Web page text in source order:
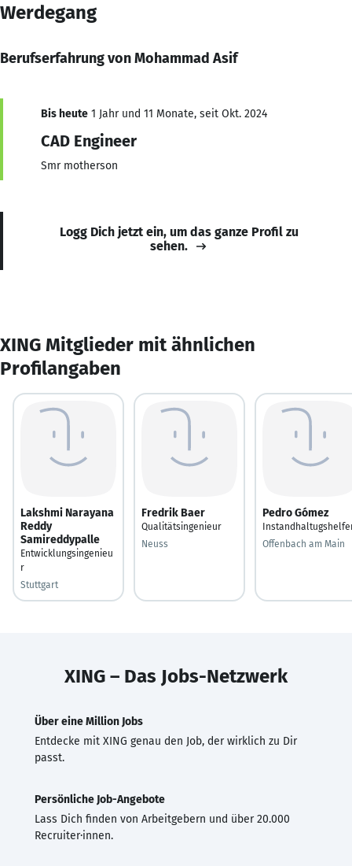
Werdegang
Berufserfahrung von Mohammad Asif
Bis heute 1 Jahr und 11 Monate, seit Okt. 2024
CAD Engineer
Smr motherson
Logg Dich jetzt ein, um das ganze Profil zu
sehen.
XING Mitglieder mit ähnlichen
Profilangaben
Lakshmi Narayana
Reddy
Samireddypalle
Entwicklungsingenieu
r
Stuttgart
Fredrik Baer
Qualitätsingenieur
Neuss
Pedro Gómez
Offenbach am Main
XING – Das Jobs-Netzwerk
Über eine Million Jobs
Entdecke mit XING genau den Job, der wirklich zu Dir
passt.
Persönliche Job-Angebote
Lass Dich finden von Arbeitgebern und über 20.000
Recruiter·innen.